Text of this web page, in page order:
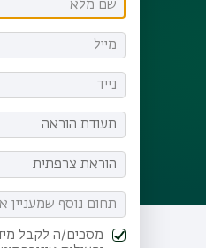
מסכים/ה לקבל